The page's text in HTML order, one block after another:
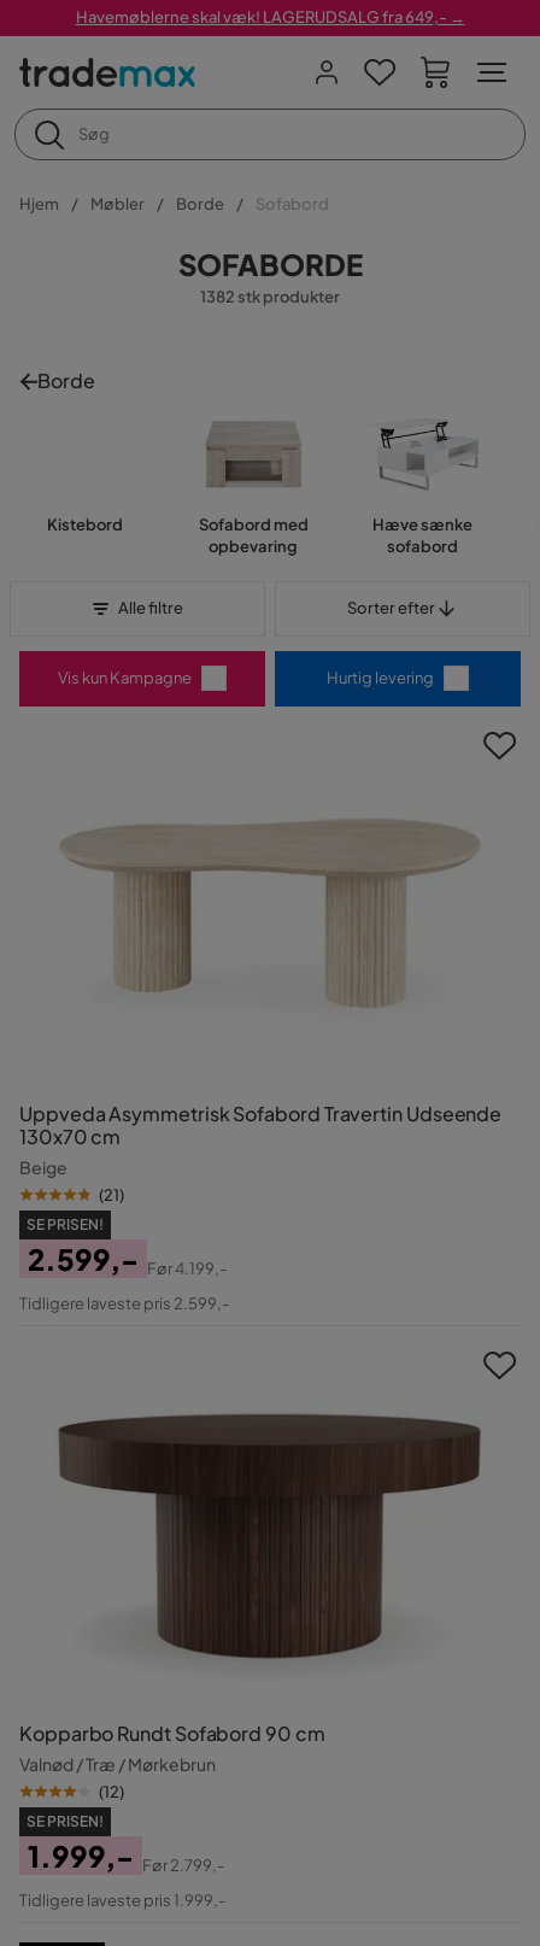
Havemøblerne skal væk! LAGERUDSALG fra 649,- →
Hjem Møbler Borde Sofabord
SOFABORDE
1382 stk produkter
Borde
Kistebord
Sofabord med
opbevaring
Hæve sænke
sofabord
Alle filtre Sorter efter
Vis kun Kampagne Hurtig levering
Uppveda Asymmetrisk Sofabord Travertin Udseende
130x70 cm
Beige
(21)
SE PRISEN!
Pris
2.599,-
Original
Før4.199,-
Tidligere laveste pris 2.599,-
Kopparbo Rundt Sofabord 90 cm
Valnød / Træ / Mørkebrun
(12)
SE PRISEN!
Pris
1.999,-
Original
Før2.799,-
Tidligere laveste pris 1.999,-